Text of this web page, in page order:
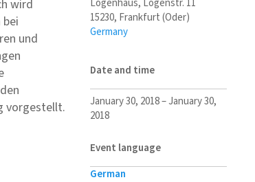
wird
und
vorgestellt.
15230, Frankfurt (Oder)
Germany
Date and time
January 30, 2018–January 30,
2018
Event language
German